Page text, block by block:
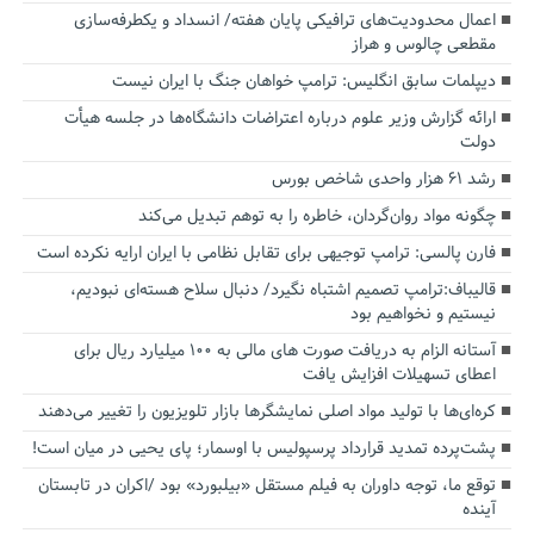
اعمال محدودیت‌های ترافیکی پایان هفته/ انسداد و یکطرفه‌سازی
مقطعی چالوس و هراز
دیپلمات سابق انگلیس:‌ ترامپ خواهان جنگ با ایران نیست
ارائه گزارش وزیر علوم درباره اعتراضات دانشگاه‌ها در جلسه هیأت
دولت
رشد ۶۱ هزار واحدی شاخص بورس
چگونه مواد روان‌گردان، خاطره را به توهم تبدیل می‌کند
فارن پالسی: ترامپ توجیهی برای تقابل نظامی با ایران ارایه نکرده است
قالیباف:ترامپ تصمیم اشتباه نگیرد/ دنبال سلاح هسته‌ای نبودیم،
نیستیم و نخواهیم بود
آستانه الزام به دریافت صورت های مالی به ۱۰۰ میلیارد ریال برای
اعطای تسهیلات افزایش یافت
کره‌ای‌ها با تولید مواد اصلی نمایشگرها بازار تلویزیون را تغییر می‌دهند
پشت‌پرده تمدید قرارداد پرسپولیس با اوسمار؛ پای یحیی در میان است!
توقع ما، توجه داوران به فیلم مستقل «بیلبورد» بود /اکران در تابستان
آینده